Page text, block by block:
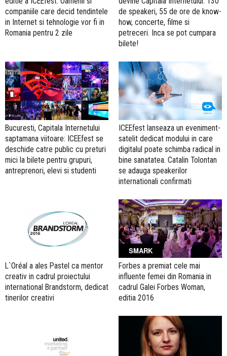
companiile care decid tendintele
in Internet si tehnologie vor fi in
Romania pentru 2 zile
de speakeri, 55 de ore de know-
how, concerte, filme si
petreceri. Inca se pot cumpara
bilete!
Bucuresti, Capitala Internetului
saptamana viitoare: ICEEfest se
deschide catre public cu preturi
mici la bilete pentru grupuri,
antreprenori, elevi si studenti
ICEEfest lanseaza un eveniment-
satelit dedicat modului in care
digitalul poate schimba radical in
bine sanatatea. Catalin Tolontan
se adauga speakerilor
internationali confirmati
L`Oréal a ales Pastel ca mentor
creativ in cadrul proiectului
international Brandstorm, dedicat
tinerilor creativi
SMARK
Forbes a premiat cele mai
influente femei din Romania in
cadrul Galei Forbes Woman,
editia 2016